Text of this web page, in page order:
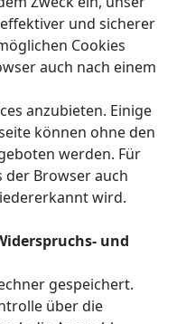
und sicherer
Cookies
auch nach einem
anzubieten. Einige
können ohne den
werden. Für
der Browser auch
wird.
und
gespeichert.
über die